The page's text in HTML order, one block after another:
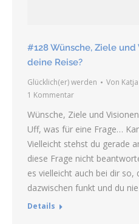
#128 Wünsche, Ziele
deine Reise?
Glücklich(er) werden Von
1 Kommentar
Wünsche, Ziele und
Uff, was für eine Frage…
Vielleicht stehst du gerade
diese Frage nicht
es vielleicht auch bei dir so,
dazwischen funkt und du
Details